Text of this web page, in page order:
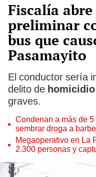
Fiscalía
preliminar
bus que
Pasamayito
El conductor sería
delito de
graves.
Condenan a más de
sembrar droga a
Megaoperativo en La
2.300 personas y